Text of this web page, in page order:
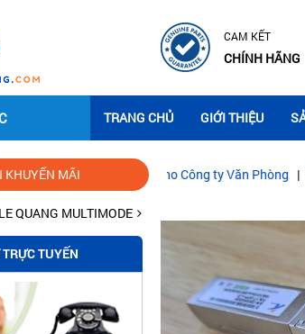
CAM KẾT
CHÍNH HÃNG
TRANG CHỦ GIỚI THIỆU
KHUYẾN MÃI
mạng Wifi cho Công ty Văn Phòng|Thi công lắp
QUANG MULTIMODE
TUYẾN